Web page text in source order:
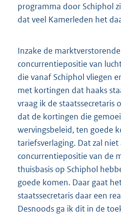
programma door Schiphol
dat veel Kamerleden het
Inzake de
concurrentiepositie van
die vanaf Schiphol vliegen
met kortingen dat haaks
vraag ik de staatssecretaris
dat de kortingen die
wervingsbeleid, ten goede
tariefsverlaging. Dat zal niet
concurrentiepositie van de
thuisbasis op Schiphol
goede komen. Daar gaat
staatssecretaris daar een
Desnoods ga ik dit in de